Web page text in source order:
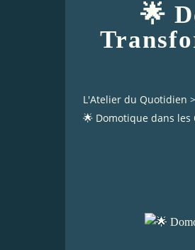
🌟
L'Atelier du Quotidien >
🌟 Domotique dans les